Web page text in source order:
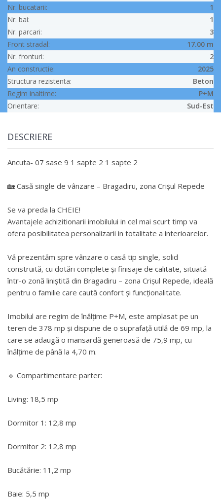
Nr. bucatarii:
1
Nr. bai:
1
Nr. parcari:
3
Front stradal:
17.00 m
Nr. fronturi:
2
An constructie:
2025
Structura rezistenta:
Beton
Regim inaltime:
P+M
Orientare:
Sud-Est
DESCRIERE
Ancuta- 07 sase 9 1 sapte 2 1 sapte 2
🏡 Casă single de vânzare – Bragadiru, zona Crișul Repede
Se va preda la CHEIE!
Avantajele achizitionarii imobilului in cel mai scurt timp va
ofera posibilitatea personalizarii in totalitate a interioarelor.
Vă prezentăm spre vânzare o casă tip single, solid
construită, cu dotări complete și finisaje de calitate, situată
într-o zonă liniștită din Bragadiru – zona Crișul Repede, ideală
pentru o familie care caută confort și funcționalitate.
Imobilul are regim de înălțime P+M, este amplasat pe un
teren de 378 mp și dispune de o suprafață utilă de 69 mp, la
care se adaugă o mansardă generoasă de 75,9 mp, cu
înălțime de până la 4,70 m.
🔹 Compartimentare parter:
Living: 18,5 mp
Dormitor 1: 12,8 mp
Dormitor 2: 12,8 mp
Bucătărie: 11,2 mp
Baie: 5,5 mp